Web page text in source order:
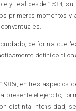
y Leal desde 1534;
primeros momentos
de forma que
definido el
en tres aspectos
presente el ejército,
distinta intensidad,